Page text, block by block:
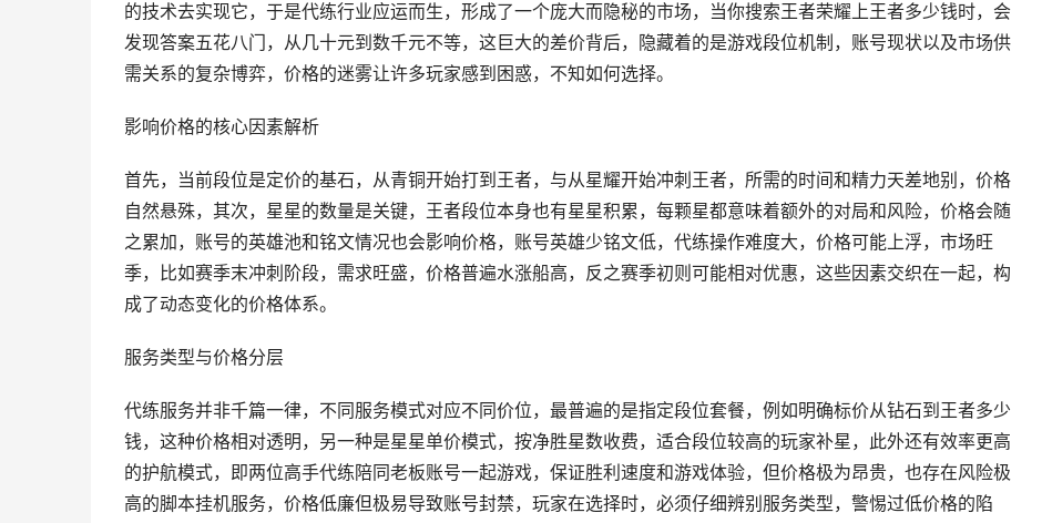
的技术去实现它，于是代练行业应运而生，形成了一个庞大而隐秘的市场，当你搜索王者荣耀上王者多少钱时，会
发现答案五花八门，从几十元到数千元不等，这巨大的差价背后，隐藏着的是游戏段位机制，账号现状以及市场供
需关系的复杂博弈，价格的迷雾让许多玩家感到困惑，不知如何选择。
影响价格的核心因素解析
首先，当前段位是定价的基石，从青铜开始打到王者，与从星耀开始冲刺王者，所需的时间和精力天差地别，价格
自然悬殊，其次，星星的数量是关键，王者段位本身也有星星积累，每颗星都意味着额外的对局和风险，价格会随
之累加，账号的英雄池和铭文情况也会影响价格，账号英雄少铭文低，代练操作难度大，价格可能上浮，市场旺
季，比如赛季末冲刺阶段，需求旺盛，价格普遍水涨船高，反之赛季初则可能相对优惠，这些因素交织在一起，构
成了动态变化的价格体系。
服务类型与价格分层
代练服务并非千篇一律，不同服务模式对应不同价位，最普遍的是指定段位套餐，例如明确标价从钻石到王者多少
钱，这种价格相对透明，另一种是星星单价模式，按净胜星数收费，适合段位较高的玩家补星，此外还有效率更高
的护航模式，即两位高手代练陪同老板账号一起游戏，保证胜利速度和游戏体验，但价格极为昂贵，也存在风险极
高的脚本挂机服务，价格低廉但极易导致账号封禁，玩家在选择时，必须仔细辨别服务类型，警惕过低价格的陷